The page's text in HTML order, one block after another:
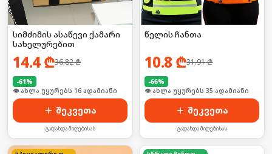
სიმძიმის ასაწევი ქამარი
სახელურებით
14.4₾36.82₾
-61%
🛒 ბოლო 24სთ-ში იყიდა 20-მა
შეკვეთა
გადახდა მიღებისას
წელის ჩანთა
10.8 ₾31.91₾
-66%
🛒 ბოლო 24სთ-ში იყიდა 46-მა
შეკვეთა
გადახდა მიღებისას